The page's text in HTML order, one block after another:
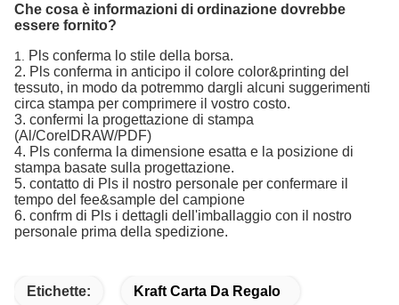
Che cosa è informazioni di ordinazione dovrebbe
essere fornito?
1.
Pls conferma lo stile della borsa.
2. Pls conferma in anticipo il colore color&printing del
tessuto, in modo da potremmo dargli alcuni suggerimenti
circa stampa per comprimere il vostro costo.
3. confermi la progettazione di stampa
(Al/CorelDRAW/PDF)
4. Pls conferma la dimensione esatta e la posizione di
stampa basate sulla progettazione.
5. contatto di Pls il nostro personale per confermare il
tempo del fee&sample del campione
6. confrm di Pls i dettagli dell'imballaggio con il nostro
personale prima della spedizione.
Etichette: Kraft Carta Da Regalo